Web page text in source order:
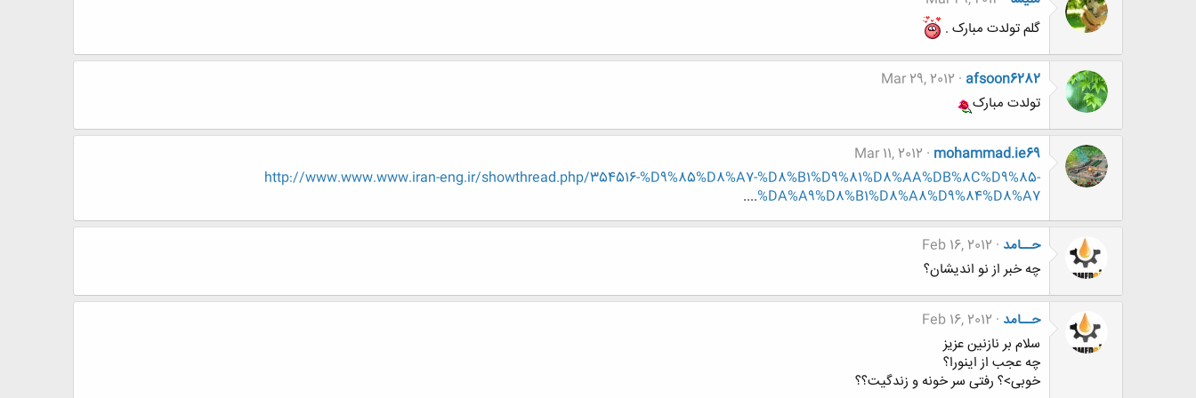
گلم تولدت مبارک .
afsoon6282
Mar 29, 2012
تولدت مبارک
mohammad.ie69
Mar 11, 2012
http://www.www.www.iran-eng.ir/showthread.php/354516-%D9%85%D8%A7-%D8%B1%D9%81%D8%AA%DB%8C%D9%85-
%DA%A9%D8%B1%D8%A8%D9%84%D8%A7
....
حــامد Feb 16, 2012
چه خبر از نو اندیشان؟
حــامد Feb 16, 2012
سلام بر نازنین عزیز
چه عجب از اینورا؟
خوبی>؟ رفتی سر خونه و زندگیت؟؟